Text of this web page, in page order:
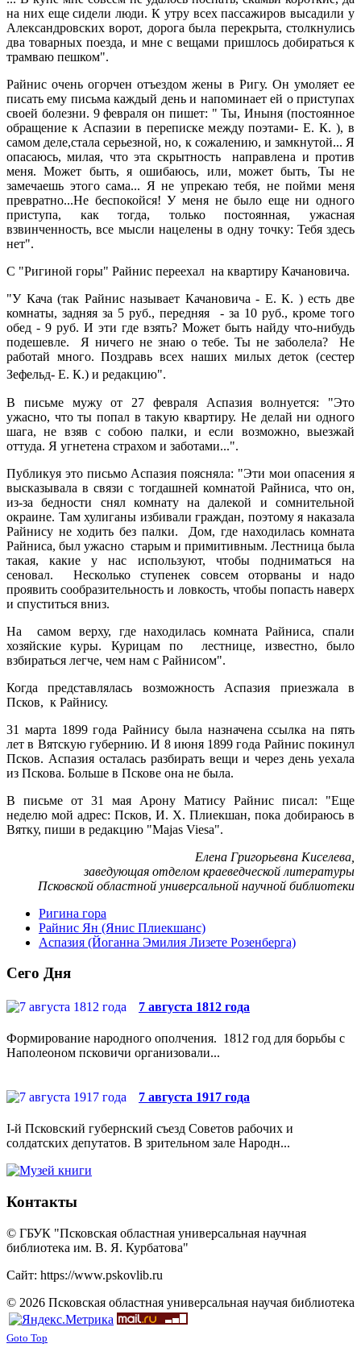
на них еще сидели люди. К утру всех пассажиров высадили у
Александровских ворот, дорога была перекрыта, столкнулись
два товарных поезда, и мне с вещами пришлось добираться к
трамваю пешком".
Райнис очень огорчен отъездом жены в Ригу. Он умоляет ее
писать ему письма каждый день и напоминает ей о приступах
своей болезни. 9 февраля он пишет: " Ты, Иныня (постоянное
обращение к Аспазии в переписке между поэтами- Е. К. ), в
самом деле,стала серьезной, но, к сожалению, и замкнутой... Я
опасаюсь, милая, что эта скрытность направлена и против
меня. Может быть, я ошибаюсь, или, может быть, Ты не
замечаешь этого сама... Я не упрекаю тебя, не пойми меня
превратно...Не беспокойся! У меня не было еще ни одного
приступа, как тогда, только постоянная, ужасная
взвинченность, все мысли нацелены в одну точку: Тебя здесь
нет".
С "Ригиной горы" Райнис переехал на квартиру Качановича.
"У Кача (так Райнис называет Качановича - Е. К. ) есть две
комнаты, задняя за 5 руб., передняя - за 10 руб., кроме того
обед - 9 руб. И эти где взять? Может быть найду что-нибудь
подешевле. Я ничего не знаю о тебе. Ты не заболела? Не
работай много. Поздравь всех наших милых деток (сестер
Зефельд- Е. К.) и редакцию".
В письме мужу от 27 февраля Аспазия волнуется: "Это
ужасно, что ты попал в такую квартиру. Не делай ни одного
шага, не взяв с собою палки, и если возможно, выезжай
оттуда. Я угнетена страхом и заботами...".
Публикуя это письмо Аспазия поясняла: "Эти мои опасения я
высказывала в связи с тогдашней комнатой Райниса, что он,
из-за бедности снял комнату на далекой и сомнительной
окраине. Там хулиганы избивали граждан, поэтому я наказала
Райнису не ходить без палки. Дом, где находилась комната
Райниса, был ужасно старым и примитивным. Лестница была
такая, какие у нас используют, чтобы подниматься на
сеновал. Несколько ступенек совсем оторваны и надо
проявить сообразительность и ловкость, чтобы попасть наверх
и спуститься вниз.
На самом верху, где находилась комната Райниса, спали
хозяйские куры. Курицам по лестнице, известно, было
взбираться легче, чем нам с Райнисом".
Когда представлялась возможность Аспазия приезжала в
Псков, к Райнису.
31 марта 1899 года Райнису была назначена ссылка на пять
лет в Вятскую губернию. И 8 июня 1899 года Райнис покинул
Псков. Аспазия осталась разбирать вещи и через день уехала
из Пскова. Больше в Пскове она не была.
В письме от 31 мая Арону Матису Райнис писал: "Еще
неделю мой адрес: Псков, И. Х. Плиекшан, пока добираюсь в
Вятку, пиши в редакцию "Majas Viesa".
Елена Григорьевна Киселева,
заведующая отделом краеведческой литературы
Псковской областной универсальной научной библиотеки
Ригина гора
Райнис Ян (Янис Плиекшанс)
Аспазия (Йоганна Эмилия Лизете Розенберга)
Сего Дня
7 августа 1812 года
Формирование народного ополчения. 1812 год для борьбы с
Наполеоном псковичи организовали...
7 августа 1917 года
I-й Псковский губернский съезд Советов рабочих и
солдатских депутатов. В зрительном зале Народн...
Контакты
© ГБУК "Псковская областная универсальная научная
библиотека им. В. Я. Курбатова"
Сайт: https://www.pskovlib.ru
© 2026 Псковская областная универсальная научая библиотека
Goto Top